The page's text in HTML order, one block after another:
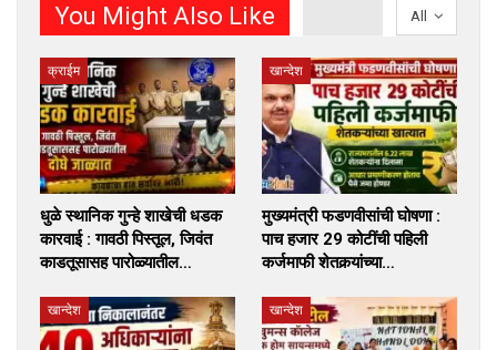
All
You Might Also Like
क्राईम
धुळे स्थानिक गुन्हे शाखेची धडक
कारवाई : गावठी पिस्तूल, जिवंत
काडतूसासह पारोळ्यातील…
खान्देश
मुख्यमंत्री फडणवीसांची घोषणा :
पाच हजार 29 कोटींची पहिली
कर्जमाफी शेतकर्‍यांच्या…
खान्देश खान्देश